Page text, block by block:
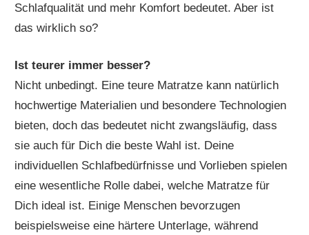
Schlafqualität und mehr Komfort bedeutet. Aber ist
das wirklich so?
Ist teurer immer besser?
Nicht unbedingt. Eine teure Matratze kann natürlich
hochwertige Materialien und besondere Technologien
bieten, doch das bedeutet nicht zwangsläufig, dass
sie auch für Dich die beste Wahl ist. Deine
individuellen Schlafbedürfnisse und Vorlieben spielen
eine wesentliche Rolle dabei, welche Matratze für
Dich ideal ist. Einige Menschen bevorzugen
beispielsweise eine härtere Unterlage, während